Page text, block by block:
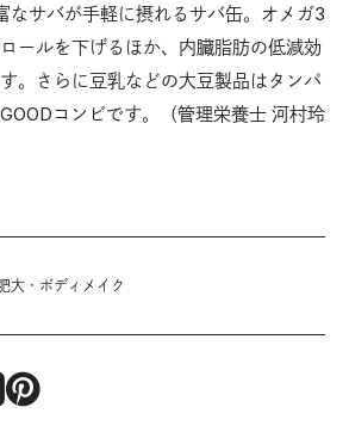
なサバが手軽に摂れるサバ缶。オメガ3
ールを下げるほか、内臓脂肪の低減効
。さらに豆乳などの大豆製品はタンパ
コンビです。（管理栄養士 河村玲
大・ボディメイク